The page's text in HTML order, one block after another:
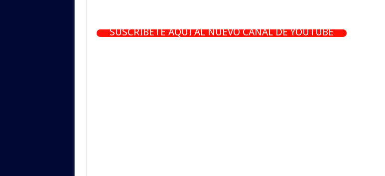
SUSCRÍBETE AQUÍ AL NUEVO CANAL DE YOUTUBE